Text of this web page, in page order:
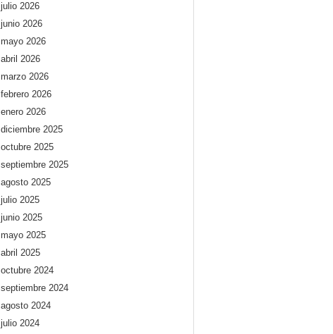
julio 2026
junio 2026
mayo 2026
abril 2026
marzo 2026
febrero 2026
enero 2026
diciembre 2025
octubre 2025
septiembre 2025
agosto 2025
julio 2025
junio 2025
mayo 2025
abril 2025
octubre 2024
septiembre 2024
agosto 2024
julio 2024